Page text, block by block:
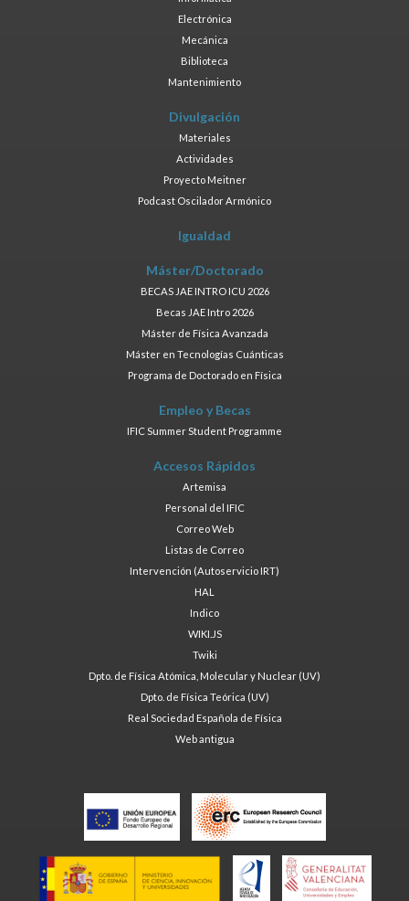
Electrónica
Mecánica
Biblioteca
Mantenimiento
Divulgación
Materiales
Actividades
Proyecto Meitner
Podcast Oscilador Armónico
Igualdad
Máster/Doctorado
BECAS JAE INTRO ICU 2026
Becas JAE Intro 2026
Máster de Física Avanzada
Máster en Tecnologías Cuánticas
Programa de Doctorado en Física
Empleo y Becas
IFIC Summer Student Programme
Accesos Rápidos
Artemisa
Personal del IFIC
Correo Web
Listas de Correo
Intervención (Autoservicio IRT)
HAL
Indico
WIKI.JS
Twiki
Dpto. de Física Atómica, Molecular y Nuclear (UV)
Dpto. de Física Teórica (UV)
Real Sociedad Española de Física
Web antigua